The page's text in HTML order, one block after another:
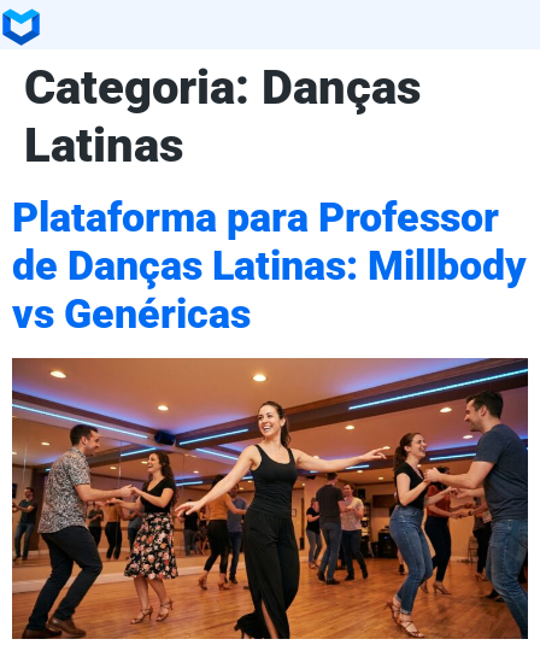
Categoria: Danças
Latinas
Plataforma para Professor
de Danças Latinas: Millbody
vs Genéricas